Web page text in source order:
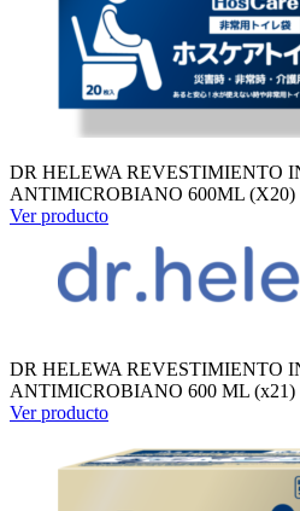
DR HELEWA REVESTIMIENTO
ANTIMICROBIANO 600ML (X20)
Ver producto
DR HELEWA REVESTIMIENTO
ANTIMICROBIANO 600 ML (x21)
Ver producto